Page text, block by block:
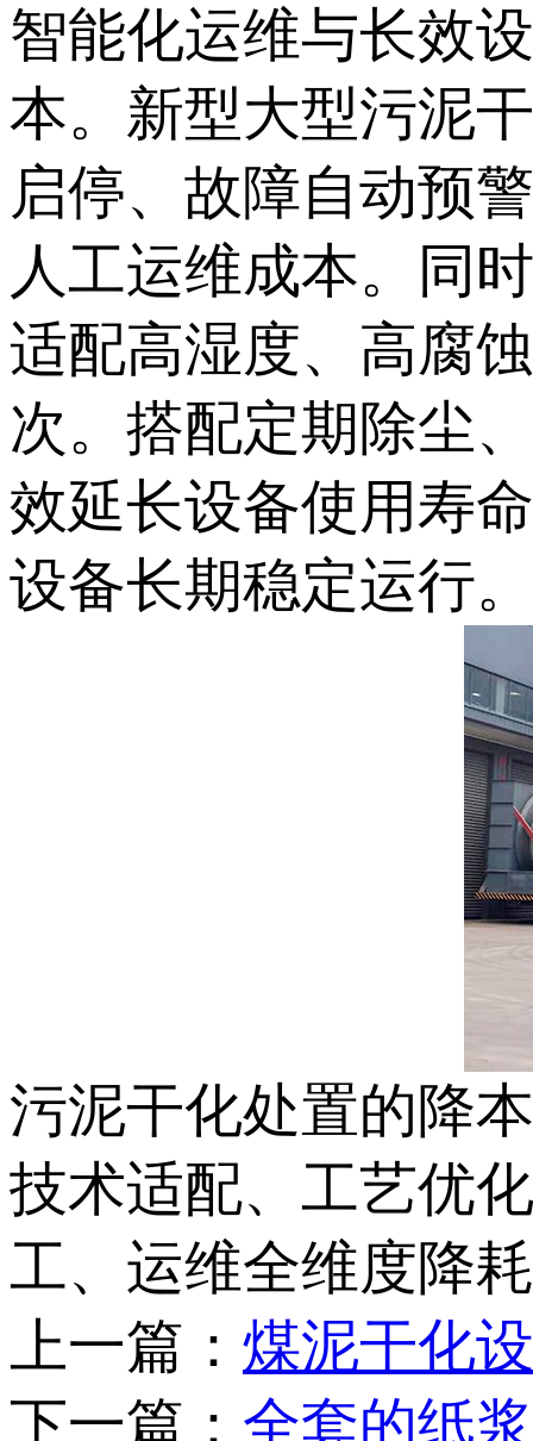
智能化运维与长效
本。新型大型污泥
启停、故障自动预
人工运维成本。同
适配高湿度、高腐
次。搭配定期除尘
效延长设备使用寿
设备长期稳定运行。
污泥干化处置的降
技术适配、工艺优
工、运维全维度降
上一篇： 煤泥干化
下一篇： 全套的纸